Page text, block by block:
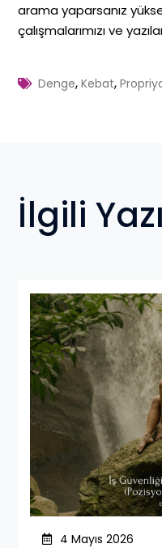
arama yaparsanız
çalışmalarımızı ve
Denge,Kebat,
İlgili
4 Mayıs 2026